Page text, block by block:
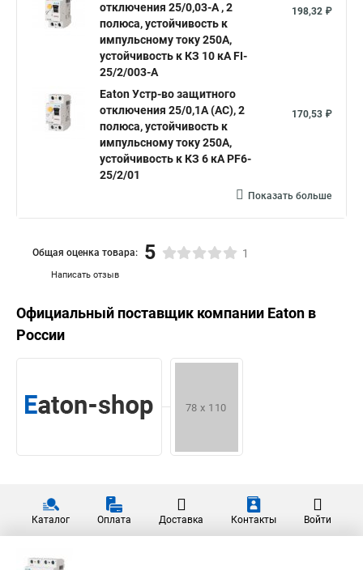
отключения 25/0,03-А , 2
полюса, устойчивость к
импульсному току 250А,
устойчивость к КЗ 10 кА FI-
25/2/003-A
198,32 ₽
Eaton Устр-во защитного
отключения 25/0,1А (АС), 2
полюса, устойчивость к
импульсному току 250А,
устойчивость к КЗ 6 кА PF6-
25/2/01
170,53 ₽
Показать больше
Написать отзыв
Общая оценка товара: 5 1
Официальный поставщик компании Eaton в
России
Каталог Оплата Доставка Контакты Войти